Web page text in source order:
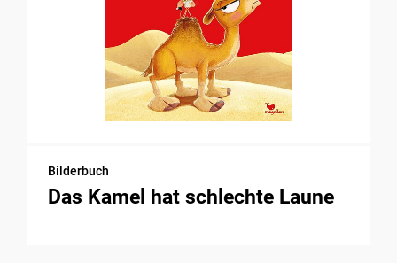
Bilderbuch
Das Kamel hat schlechte Laune